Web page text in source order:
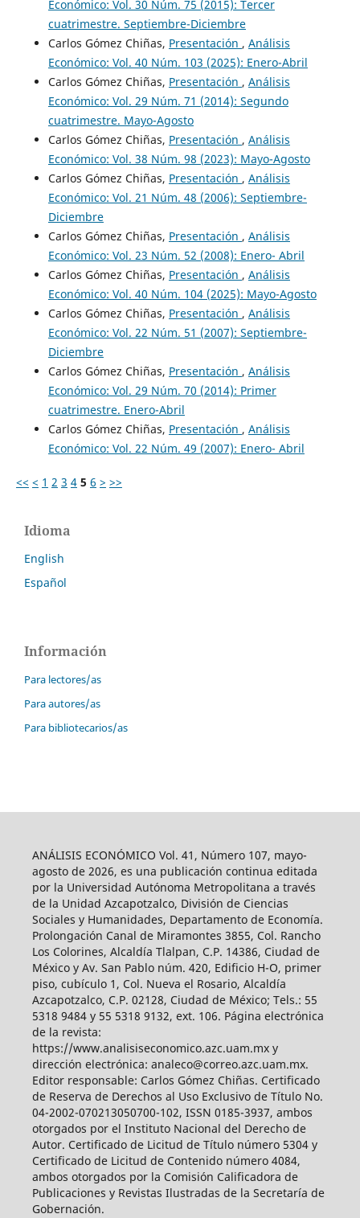
Económico: Vol. 30 Núm. 75 (2015): Tercer
cuatrimestre. Septiembre-Diciembre
Carlos Gómez Chiñas, Presentación , Análisis
Económico: Vol. 40 Núm. 103 (2025): Enero-Abril
Carlos Gómez Chiñas, Presentación , Análisis
Económico: Vol. 29 Núm. 71 (2014): Segundo
cuatrimestre. Mayo-Agosto
Carlos Gómez Chiñas, Presentación , Análisis
Económico: Vol. 38 Núm. 98 (2023): Mayo-Agosto
Carlos Gómez Chiñas, Presentación , Análisis
Económico: Vol. 21 Núm. 48 (2006): Septiembre-
Diciembre
Carlos Gómez Chiñas, Presentación , Análisis
Económico: Vol. 23 Núm. 52 (2008): Enero- Abril
Carlos Gómez Chiñas, Presentación , Análisis
Económico: Vol. 40 Núm. 104 (2025): Mayo-Agosto
Carlos Gómez Chiñas, Presentación , Análisis
Económico: Vol. 22 Núm. 51 (2007): Septiembre-
Diciembre
Carlos Gómez Chiñas, Presentación , Análisis
Económico: Vol. 29 Núm. 70 (2014): Primer
cuatrimestre. Enero-Abril
Carlos Gómez Chiñas, Presentación , Análisis
Económico: Vol. 22 Núm. 49 (2007): Enero- Abril
<< < 1 2 3 4 5 6 > >>
Idioma
English
Español
Información
Para lectores/as
Para autores/as
Para bibliotecarios/as
ANÁLISIS ECONÓMICO Vol. 41, Número 107, mayo-
agosto de 2026, es una publicación continua editada
por la Universidad Autónoma Metropolitana a través
de la Unidad Azcapotzalco, División de Ciencias
Sociales y Humanidades, Departamento de Economía.
Prolongación Canal de Miramontes 3855, Col. Rancho
Los Colorines, Alcaldía Tlalpan, C.P. 14386, Ciudad de
México y Av. San Pablo núm. 420, Edificio H-O, primer
piso, cubículo 1, Col. Nueva el Rosario, Alcaldía
Azcapotzalco, C.P. 02128, Ciudad de México; Tels.: 55
5318 9484 y 55 5318 9132, ext. 106. Página electrónica
de la revista:
https://www.analisiseconomico.azc.uam.mx y
dirección electrónica: analeco@correo.azc.uam.mx.
Editor responsable: Carlos Gómez Chiñas. Certificado
de Reserva de Derechos al Uso Exclusivo de Título No.
04-2002-070213050700-102, ISSN 0185-3937, ambos
otorgados por el Instituto Nacional del Derecho de
Autor. Certificado de Licitud de Título número 5304 y
Certificado de Licitud de Contenido número 4084,
ambos otorgados por la Comisión Calificadora de
Publicaciones y Revistas Ilustradas de la Secretaría de
Gobernación.